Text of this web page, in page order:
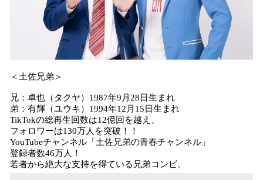
＜土佐兄弟＞
兄：卓也（タクヤ）1987年9月28日生まれ
弟：有輝（ユウキ）1994年12月15日生まれ
TikTokの総再生回数は12億回を越え、
フォロワーは130万人を突破！！
YouTubeチャンネル「土佐兄弟の青春チャンネル」
登録者数46万人！
若者から絶大な支持を得ている兄弟コンビ。